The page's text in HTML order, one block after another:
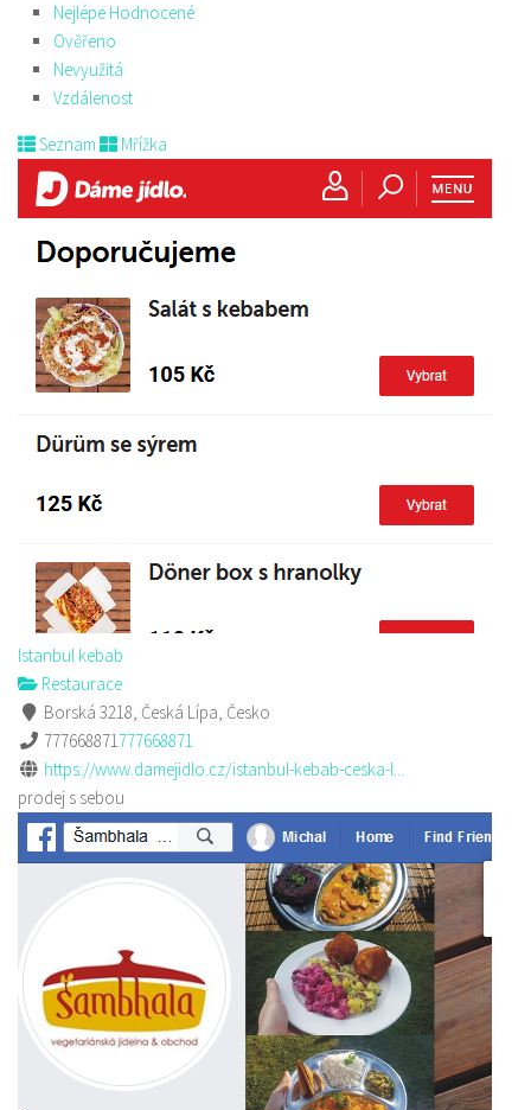
Nejlépe Hodnocené
Ověřeno
Nevyužitá
Vzdálenost
Seznam Mřížka
Istanbul kebab
Restaurace
Borská 3218, Česká Lípa, Česko
777668871777668871
https://www.damejidlo.cz/istanbul-kebab-ceska-l...
prodej s sebou